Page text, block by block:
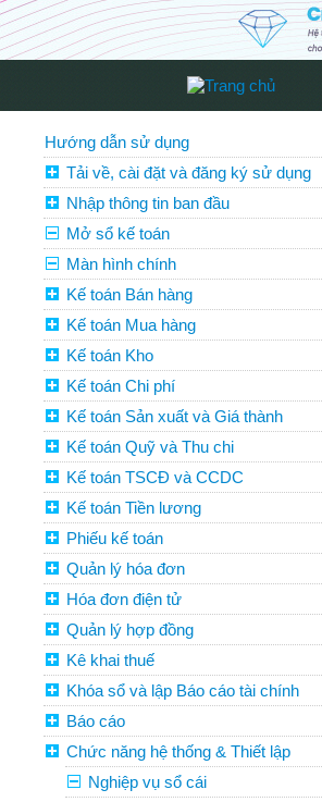
Hướng dẫn sử dụng
Tải về, cài đặt và đăng ký sử dụng
Nhập thông tin ban đầu
Mở sổ kế toán
Màn hình chính
Kế toán Bán hàng
Kế toán Mua hàng
Kế toán Kho
Kế toán Chi phí
Kế toán Sản xuất và Giá thành
Kế toán Quỹ và Thu chi
Kế toán TSCĐ và CCDC
Kế toán Tiền lương
Phiếu kế toán
Quản lý hóa đơn
Hóa đơn điện tử
Quản lý hợp đồng
Kê khai thuế
Khóa sổ và lập Báo cáo tài chính
Báo cáo
Chức năng hệ thống & Thiết lập
Nghiệp vụ sổ cái